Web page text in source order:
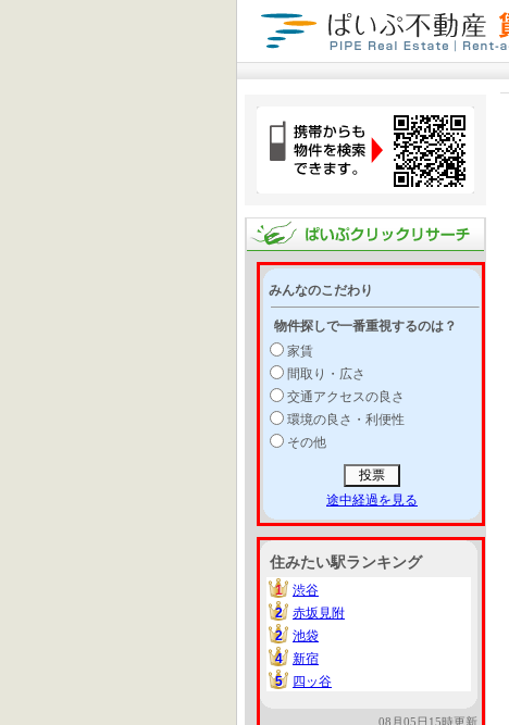
みんなのこだわり
物件探しで一番重視するのは？
家賃
間取り・広さ
交通アクセスの良さ
環境の良さ・利便性
その他
途中経過を見る
住みたい駅ランキング
1
1
渋谷
2
2
赤坂見附
2
2
池袋
4
4
新宿
5
5 四ッ谷
08月05日15時更新